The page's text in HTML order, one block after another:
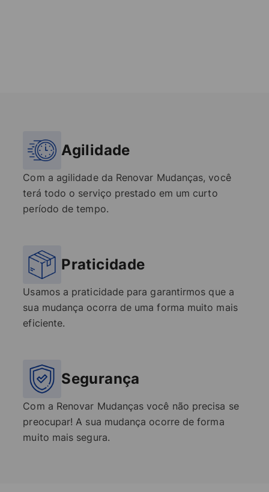
Agilidade
Com a agilidade da Renovar Mudanças, você
terá todo o serviço prestado em um curto
período de tempo.
Praticidade
Usamos a praticidade para garantirmos que a
sua mudança ocorra de uma forma muito mais
eficiente.
Segurança
Com a Renovar Mudanças você não precisa se
preocupar! A sua mudança ocorre de forma
muito mais segura.